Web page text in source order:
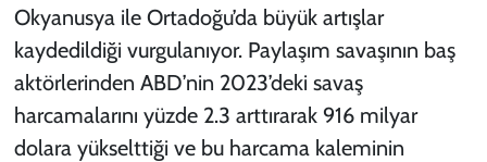
Okyanusya ile Ortadoğu’da büyük artışlar
kaydedildiği vurgulanıyor. Paylaşım savaşının baş
aktörlerinden ABD’nin 2023’deki savaş
harcamalarını yüzde 2.3 arttırarak 916 milyar
dolara yükselttiği ve bu harcama kaleminin